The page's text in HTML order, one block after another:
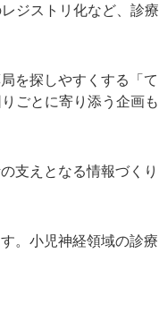
ジストリ化など、診療
を探しやすくする「て
ごとに寄り添う企画も
支えとなる情報づくり
。小児神経領域の診療